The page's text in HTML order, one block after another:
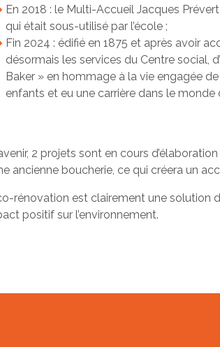
En 2018 : le Multi-Accueil Jacques
qui était sous-utilisé par l’école ;
Fin 2024 : édifié en 1875 et après avoir
désormais les services du Centre social,
Baker » en hommage à la vie engagée
enfants et eu une carrière dans le
2 projets sont en cours
ancienne boucherie, ce qui créera un
rénovation est clairement une solution
positif sur l’environnement.